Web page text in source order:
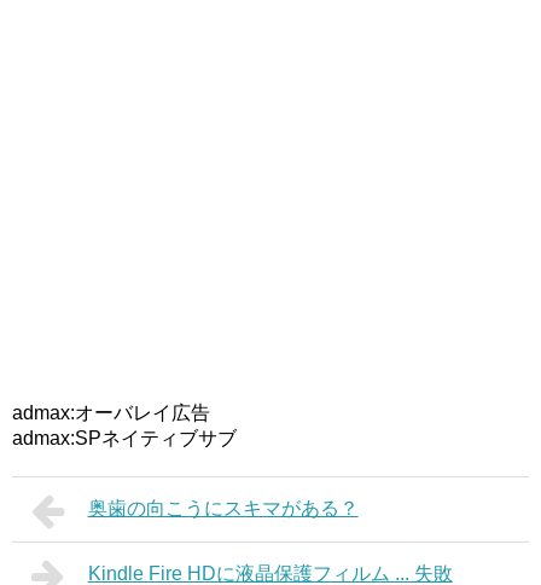
admax:オーバレイ広告
admax:SPネイティブサブ
奥歯の向こうにスキマがある？
Kindle Fire HDに液晶保護フィルム ... 失敗